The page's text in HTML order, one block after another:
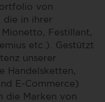
von
die in ihrer
Festillant,
etc.). Gestützt
unserer
Handelsketten,
E-Commerce)
die Marken von